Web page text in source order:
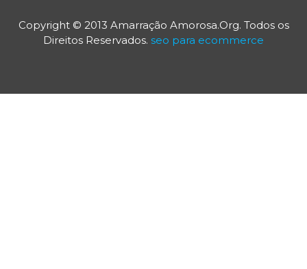
Copyright © 2013 Amarração Amorosa.Org. Todos os
Direitos Reservados. seo para ecommerce